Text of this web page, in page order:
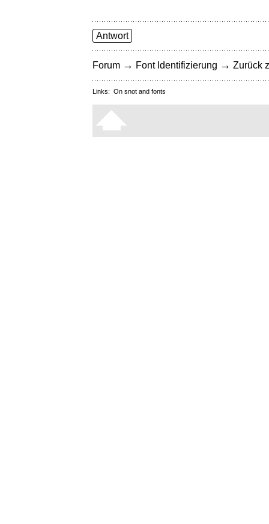
Antwort
Forum → Font Identifizierung → Zurück
Links: On snot and fonts